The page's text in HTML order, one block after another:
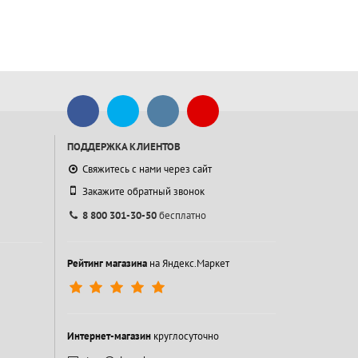
ПОДДЕРЖКА КЛИЕНТОВ
Свяжитесь с нами через сайт
Закажите обратный звонок
8 800 301-30-50бесплатно
Рейтинг магазинана Яндекс.Маркет
Интернет-магазинкруглосуточно